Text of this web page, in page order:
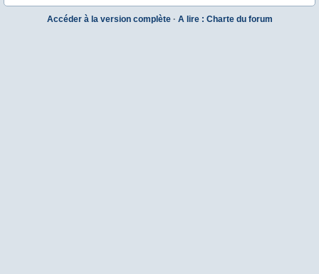
Accéder à la version complète· A lire : Charte du forum